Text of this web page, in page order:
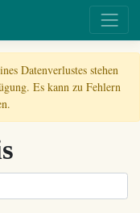
Datenverlustes stehen
Es kann zu Fehlern